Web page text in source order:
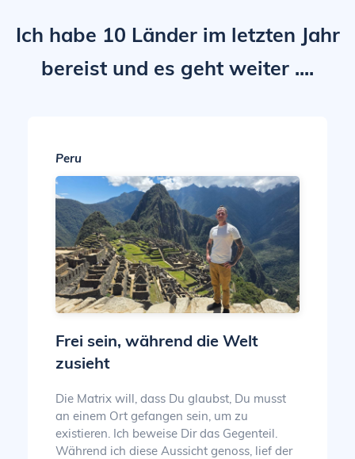
Ich habe 10 Länder im letzten Jahr
bereist und es geht weiter ....
Peru
Frei sein, während die Welt
zusieht
Die Matrix will, dass Du glaubst, Du musst
an einem Ort gefangen sein, um zu
existieren. Ich beweise Dir das Gegenteil.
Während ich diese Aussicht genoss, lief der